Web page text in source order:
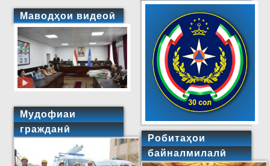
Маводҳои видеоӣ
Мудофиаи
гражданӣ
Робитаҳои
байналмилалӣ